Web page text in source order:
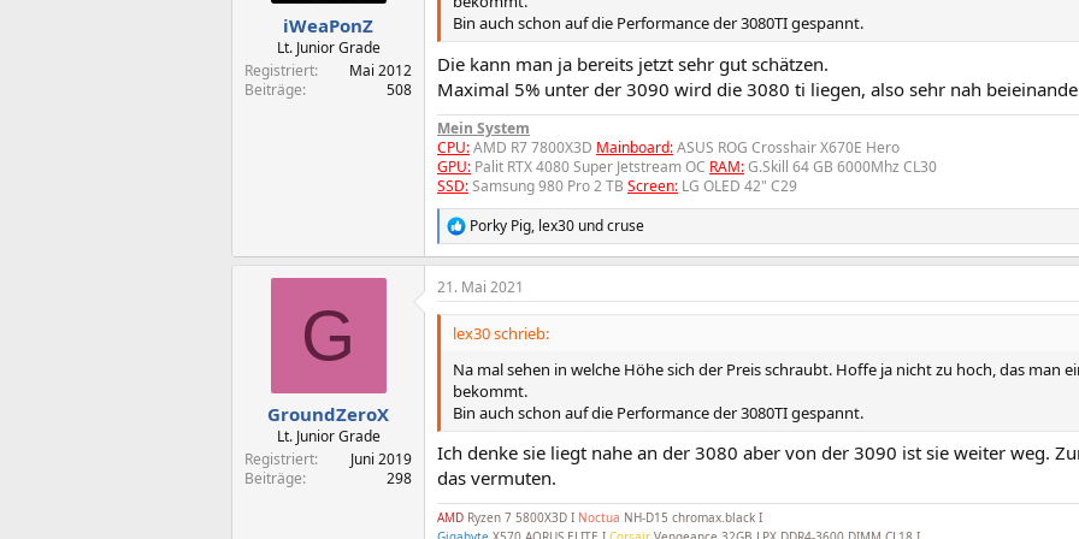
iWeaPonZ
Lt. Junior Grade
Registriert
Mai 2012
Beiträge
508
Bin auch schon auf die Performance der 3080TI gespannt.
Die kann man ja bereits jetzt sehr gut schätzen.
Maximal 5% unter der 3090 wird die 3080 ti liegen, also sehr nah
Mein System
CPU:AMD R7 7800X3D Mainboard:ASUS ROG Crosshair X670E Hero
GPU: Palit RTX 4080 Super Jetstream OC RAM:G.Skill 64 GB 6000Mhz CL30
SSD:Samsung 980 Pro 2 TB Screen: LG OLED 42" C29
R
e
a
k
t
Porky Pig, lex30 undcruse
G
GroundZeroX
Lt. Junior Grade
Registriert
Juni 2019
Beiträge
298
21. Mai 2021
lex30 schrieb:
Na mal sehen in welche Höhe sich der Preis schraubt. Hoffe ja nicht zu hoch, das man
bekommt.
Bin auch schon auf die Performance der 3080TI gespannt.
Ich denke sie liegt nahe an der 3080 aber von der 3090 ist sie weiter weg.
das vermuten.
AMD Ryzen 7 5800X3D I Noctua NH-D15 chromax.black I